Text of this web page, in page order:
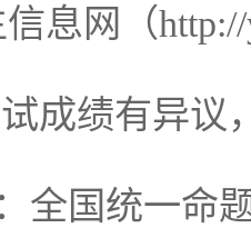
息网（
成绩有异议
全国统一命